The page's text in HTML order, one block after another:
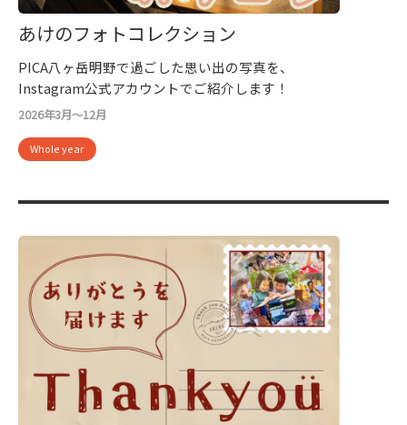
あけのフォトコレクション
PICA八ヶ岳明野で過ごした思い出の写真を、
Instagram公式アカウントでご紹介します！
2026年3月～12月
Whole year